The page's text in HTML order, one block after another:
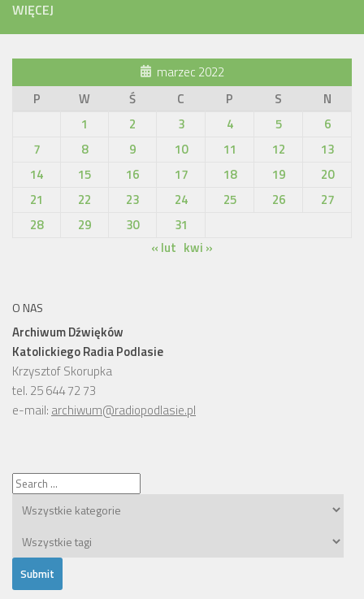
WIĘCEJ
marzec 2022
P
W Ś C P S
N
1
2 3 4 5
6
7
8 9 10 11 12
13
14
15 16 17 18 19
20
21
22 23 24 25 26
27
28
29 30
31
« lut kwi »
O NAS
Archiwum Dźwięków
Katolickiego Radia Podlasie
Krzysztof Skorupka
tel. 25 644 72 73
e-mail: archiwum@radiopodlasie.pl